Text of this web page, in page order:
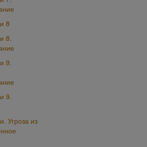
8
8.
9.
9.
Угроза из